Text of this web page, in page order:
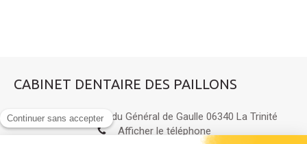
CABINET DENTAIRE DES PAILLONS
84 boulevard du Général de Gaulle 06340 La Trinité
Afficher le téléphone